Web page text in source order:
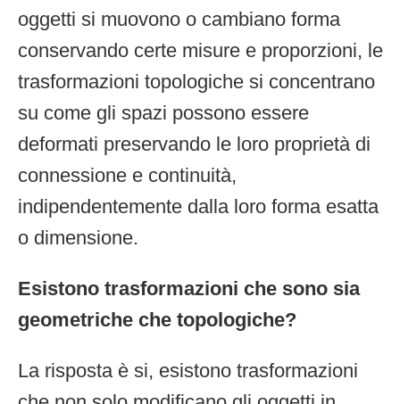
oggetti si muovono o cambiano forma
conservando certe misure e proporzioni, le
trasformazioni topologiche si concentrano
su come gli spazi possono essere
deformati preservando le loro proprietà di
connessione e continuità,
indipendentemente dalla loro forma esatta
o dimensione.
Esistono trasformazioni che sono sia
geometriche che topologiche?
La risposta è si, esistono trasformazioni